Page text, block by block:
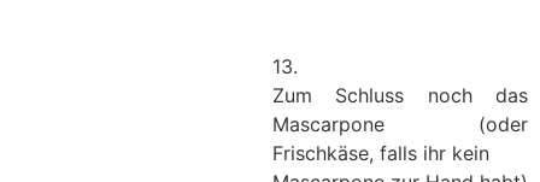
13.
Zum Schluss noch das
Mascarpone (oder
Frischkäse, falls ihr kein